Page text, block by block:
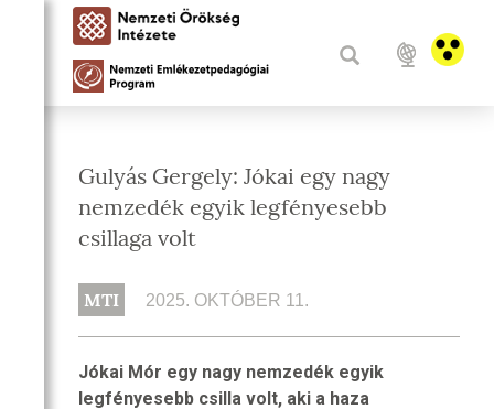
Gulyás Gergely: Jókai egy nagy
nemzedék egyik legfényesebb
csillaga volt
MTI 2025. OKTÓBER 11.
Jókai Mór egy nagy nemzedék egyik
legfényesebb csilla volt, aki a haza